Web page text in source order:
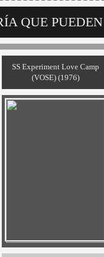
QUE
SS Experiment Love Camp
(VOSE) (1976)